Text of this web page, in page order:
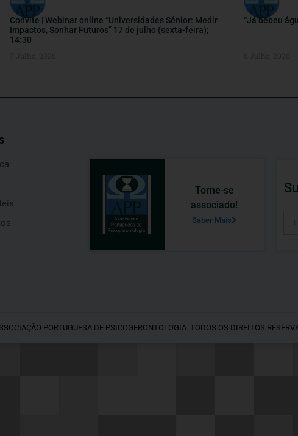
Convite | Webinar online “Universidades Sénior: Medir
Impactos, Sonhar Futuros” 17 de julho (sexta-feira);
14:30
“Já bebeu
Torne-se
associado!
Saber Mais
PORTUGUESA DE PSICOGERONTOLOGIA. TODOS OS DIREITOS